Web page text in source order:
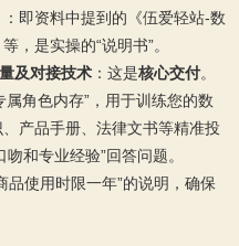
：即资料中提到的《伍爱轻站-数
，是实操的“说明书”。
及对接技术 ：这是核心交付。
角色内存”，用于训练您的数
产品手册、法律文书等精准投
和专业经验”回答问题。
品使用时限一年”的说明，确保